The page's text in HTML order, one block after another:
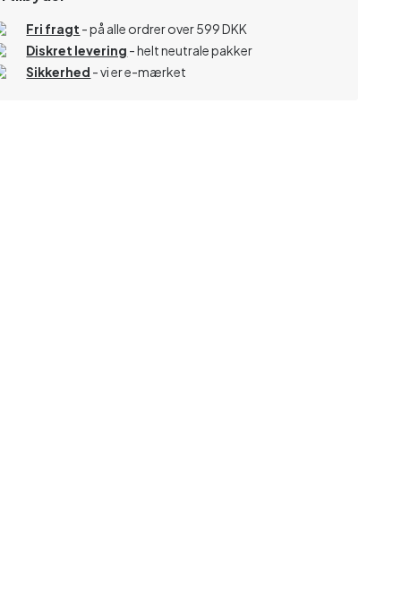
Fri fragt - på alle ordrer over 599 DKK
Diskret levering - helt neutrale pakker
Sikkerhed - vi er e-mærket